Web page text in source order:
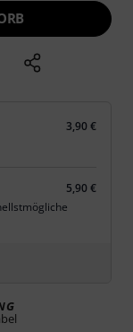
3,90 €
5,90 €